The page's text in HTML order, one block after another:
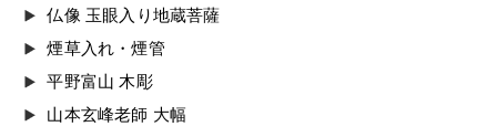
仏像 玉眼入り地蔵菩薩
煙草入れ・煙管
平野富山 木彫
山本玄峰老師 大幅